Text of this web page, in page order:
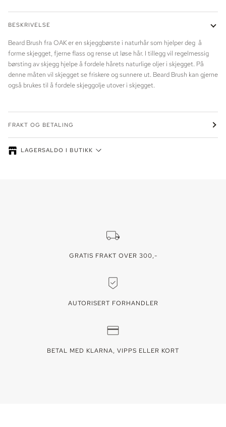
BESKRIVELSE
Beard Brush fra OAK er en skjeggbørste i naturhår som hjelper deg å
forme skjegget, fjerne flass og rense ut løse hår. I tillegg vil regelmessig
børsting av skjegg hjelpe å fordele hårets naturlige oljer i skjegget. På
denne måten vil skjegget se friskere og sunnere ut. Beard Brush kan gjerne
også brukes til å fordele skjeggolje utover i skjegget.
FRAKT OG BETALING
LAGERSALDO I BUTIKK
GRATIS FRAKT OVER 300,-
AUTORISERT FORHANDLER
BETAL MED KLARNA, VIPPS ELLER KORT